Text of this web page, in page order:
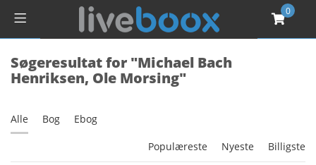
0
Søgeresultat for "Michael Bach
Henriksen, Ole Morsing"
Alle Bog Ebog
Populæreste Nyeste Billigste